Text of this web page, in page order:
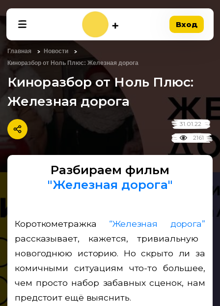
Вход
Главная
Новости
Киноразбор от Ноль Плюс: Железная дорога
Киноразбор от Ноль Плюс:
Железная дорога
31.01.22
2161
Разбираем фильм
"Железная дорога"
Короткометражка “Железная дорога”
рассказывает, кажется, тривиальную
новогоднюю историю. Но скрыто ли за
комичными ситуациям что-то большее,
чем просто набор забавных сценок, нам
предстоит ещё выяснить.